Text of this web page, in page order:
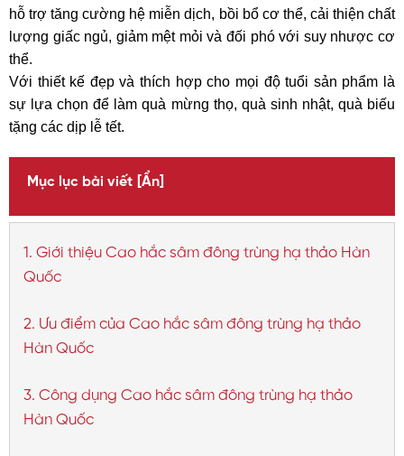
hỗ trợ tăng cường hệ miễn dịch, bồi bổ cơ thể, cải thiện chất
lượng giấc ngủ, giảm mệt mỏi và đối phó với suy nhược cơ
thể.
Với thiết kế đẹp và thích hợp cho mọi độ tuổi sản phẩm là
sự lựa chọn để làm quà mừng thọ, quà sinh nhật, quà biếu
tặng các dịp lễ tết.
Mục lục bài viết [Ẩn]
1. Giới thiệu Cao hắc sâm đông trùng hạ thảo Hàn
Quốc
2. Ưu điểm của Cao hắc sâm đông trùng hạ thảo
Hàn Quốc
3. Công dụng Cao hắc sâm đông trùng hạ thảo
Hàn Quốc